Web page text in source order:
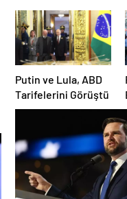
Putin ve Lula, ABD
Tarifelerini Görüştü